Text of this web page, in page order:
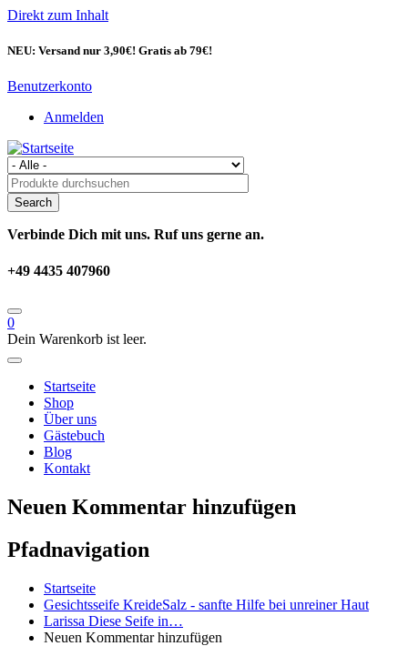
Direkt zum Inhalt
NEU: Versand nur 3,90€! Gratis ab 79€!
Benutzerkonto
Anmelden
Verbinde Dich mit uns. Ruf uns gerne an.
+49 4435 407960
0
Dein Warenkorb ist leer.
Startseite
Shop
Über uns
Gästebuch
Blog
Kontakt
Neuen Kommentar hinzufügen
Pfadnavigation
Startseite
Gesichtsseife KreideSalz - sanfte Hilfe bei unreiner Haut
Larissa Diese Seife in…
Neuen Kommentar hinzufügen